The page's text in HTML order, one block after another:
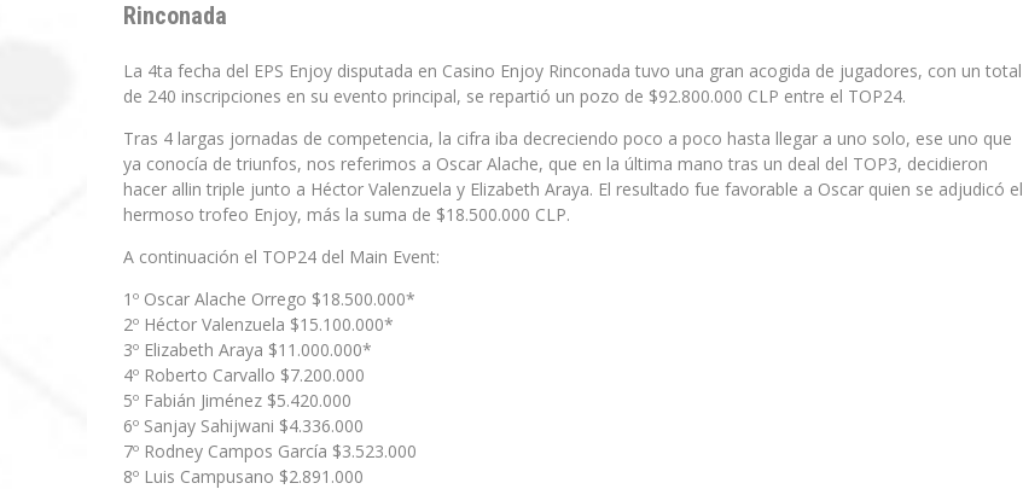
Rinconada
La 4ta fecha del EPS Enjoy disputada en Casino Enjoy Rinconada tuvo una gran acogida de jugadores, con un total
de 240 inscripciones en su evento principal, se repartió un pozo de $92.800.000 CLP entre el TOP24.
Tras 4 largas jornadas de competencia, la cifra iba decreciendo poco a poco hasta llegar a uno solo, ese uno que
ya conocía de triunfos, nos referimos a Oscar Alache, que en la última mano tras un deal del TOP3, decidieron
hacer allin triple junto a Héctor Valenzuela y Elizabeth Araya. El resultado fue favorable a Oscar quien se adjudicó el
hermoso trofeo Enjoy, más la suma de $18.500.000 CLP.
A continuación el TOP24 del Main Event:
1º Oscar Alache Orrego $18.500.000*
2º Héctor Valenzuela $15.100.000*
3º Elizabeth Araya $11.000.000*
4º Roberto Carvallo $7.200.000
5º Fabián Jiménez $5.420.000
6º Sanjay Sahijwani $4.336.000
7º Rodney Campos García $3.523.000
8º Luis Campusano $2.891.000